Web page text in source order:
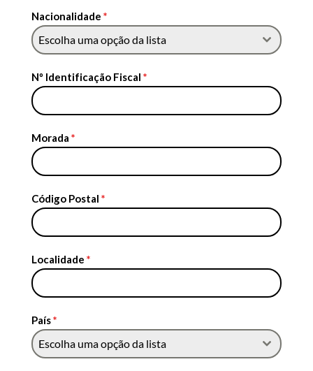
Nacionalidade *
Escolha uma opção da lista
Nº Identificação Fiscal *
Morada *
Código Postal *
Localidade *
País*
Escolha uma opção da lista